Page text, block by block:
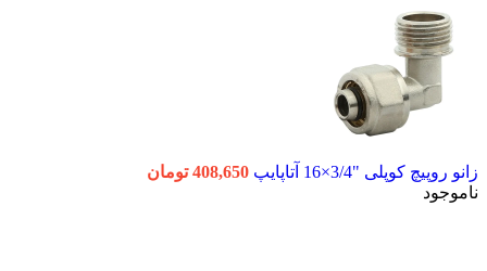
زانو روپیچ کوپلی "3/4×16 آتاپایپ 408,650 تومان
ناموجود